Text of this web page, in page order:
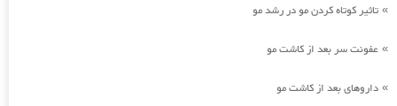
» تاثیر کوتاه کردن مو در رشد مو
» عفونت سر بعد از کاشت مو
» داروهای بعد از کاشت مو